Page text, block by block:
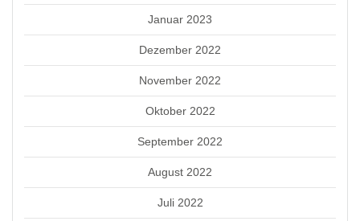
Januar 2023
Dezember 2022
November 2022
Oktober 2022
September 2022
August 2022
Juli 2022